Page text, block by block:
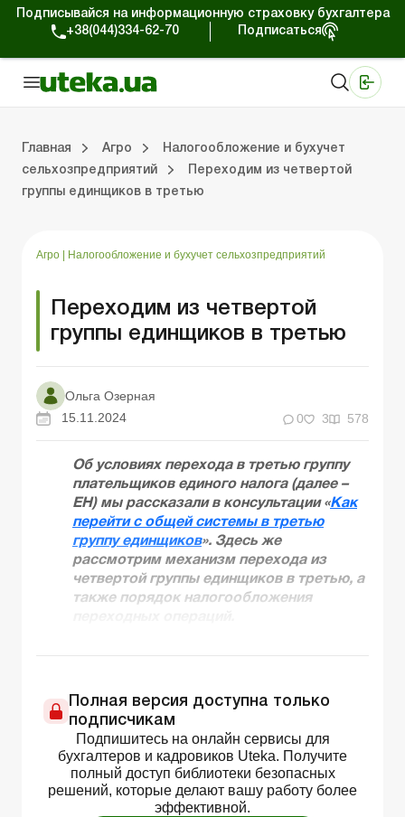
Подписывайся на информационную страховку бухгалтера
+38(044)334-62-70
Подписаться
Главная Агро
Налогообложение и бухучет
сельхозпредприятий
Переходим из четвертой
группы единщиков в третью
Агро Налогообложение и бухучет сельхозпредприятий
Переходим из четвертой
группы единщиков в третью
Ольга Озерная
15.11.2024
0 3 578
Об условиях перехода в третью группу
плательщиков единого налога (далее –
ЕН) мы рассказали в консультации «Как
перейти с общей системы в третью
группу единщиков». Здесь же
рассмотрим механизм перехода из
четвертой группы единщиков в третью, а
также порядок налогообложения
Полная версия доступна только
подписчикам
Подпишитесь на онлайн сервисы для
бухгалтеров и кадровиков Uteka. Получите
полный доступ библиотеки безопасных
решений, которые делают вашу работу более
эффективной.